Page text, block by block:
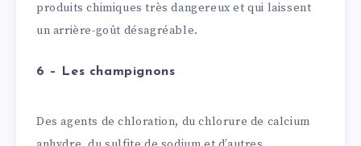
produits chimiques très dangereux et qui laissent
un arrière-goût désagréable.
6 – Les champignons
Des agents de chloration, du chlorure de calcium